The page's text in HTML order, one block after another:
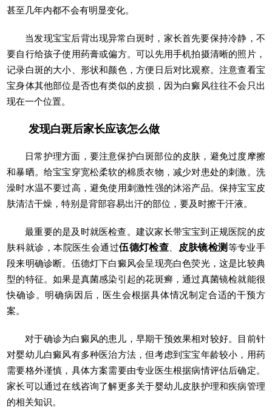
甚至几年内都不会有明显变化。
当发现宝宝后背出现异常白斑时，家长首先要保持冷静，不
要自行给孩子使用药膏或偏方。可以先用手机拍摄清晰的照片，
记录白斑的大小、形状和颜色，方便日后对比观察。注意查看宝
宝身体其他部位是否也有类似的皮损，因为白癜风往往不会只出
现在一个位置。
发现白斑后家长应该怎么做
日常护理方面，要注意保护白斑部位的皮肤，避免过度摩擦
和暴晒。给宝宝穿宽松柔软的棉质衣物，减少对患处的刺激。洗
澡时水温不要过高，避免使用刺激性强的沐浴产品。保持宝宝皮
肤清洁干燥，特别是背部容易出汗的部位，要及时擦干汗液。
最重要的是及时就医检查。建议家长带宝宝到正规医院的皮
肤科就诊，本院医生会通过伍德灯检查 皮肤镜检测 等专业手
段来明确诊断。伍德灯下白癜风会呈现亮白色荧光，这是比较典
型的特征。如果是真菌感染引起的花斑癣，通过真菌镜检就能很
快确诊。明确病因后，医生会根据具体情况制定合适的干预方
案。
对于确诊为白癜风的患儿，早期干预效果相对较好。目前针
对婴幼儿白癜风有多种医治方法，但考虑到宝宝年龄较小，用药
需要格外谨慎，具体方案需要由专业医生根据病情评估后确定。
家长可以通过在线咨询了解更多关于婴幼儿皮肤护理和疾病管理
的相关知识。